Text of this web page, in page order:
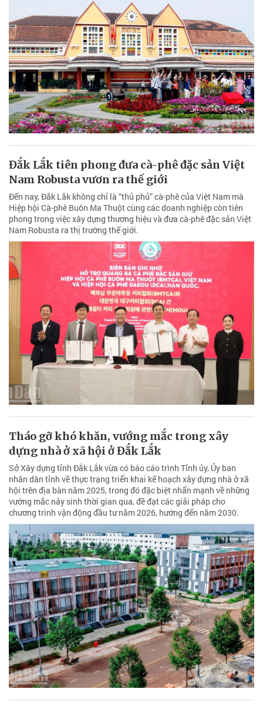
Đắk Lắk tiên phong đưa cà-phê đặc sản Việt
Nam Robusta vươn ra thế giới
Đến nay, Đắk Lắk không chỉ là “thủ phủ” cà-phê của Việt Nam mà
Hiệp hội Cà-phê Buôn Ma Thuột cùng các doanh nghiệp còn tiên
phong trong việc xây dựng thương hiệu và đưa cà-phê đặc sản Việt
Nam Robusta ra thị trường thế giới.
Tháo gỡ khó khăn, vướng mắc trong xây
dựng nhà ở xã hội ở Đắk Lắk
Sở Xây dựng tỉnh Đắk Lắk vừa có báo cáo trình Tỉnh ủy, Ủy ban
nhân dân tỉnh về thực trạng triển khai kế hoạch xây dựng nhà ở xã
hội trên địa bàn năm 2025, trong đó đặc biệt nhấn mạnh về những
vướng mắc nảy sinh thời gian qua, đề đạt các giải pháp cho
chương trình vận động đầu tư năm 2026, hướng đến năm 2030.